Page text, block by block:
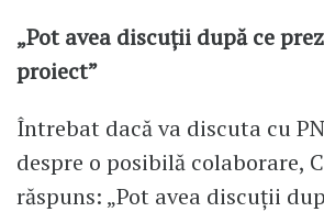
„Pot avea discuții după ce
proiect”
Întrebat dacă va discuta cu
despre o posibilă colaborare,
răspuns: „Pot avea discuții